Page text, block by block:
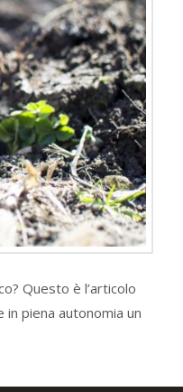
Questo è l’articolo
piena autonomia un